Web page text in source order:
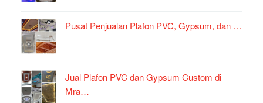
Pusat Penjualan Plafon PVC, Gypsum, dan …
Jual Plafon PVC dan Gypsum Custom di
Mra…